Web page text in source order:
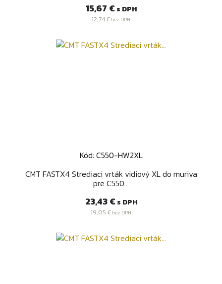
Cena
15,67 € s DPH
12,74 € bez DPH
Kód: C550-HW2XL
CMT FASTX4 Strediaci vrták vidiový XL do muriva
pre C550...
Cena
23,43 € s DPH
19,05 € bez DPH